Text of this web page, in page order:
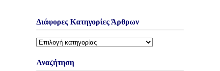
Διάφορες Κατηγορίες Άρθρων
Διάφορες
Άρθρων
Αναζήτηση